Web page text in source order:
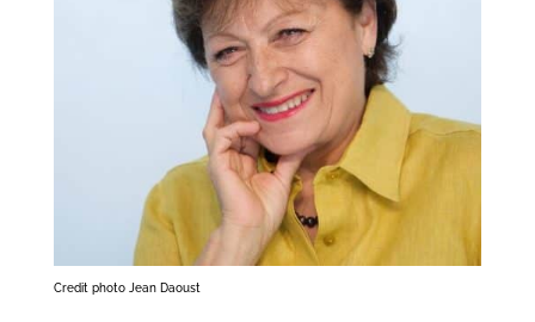
Credit photo Jean Daoust